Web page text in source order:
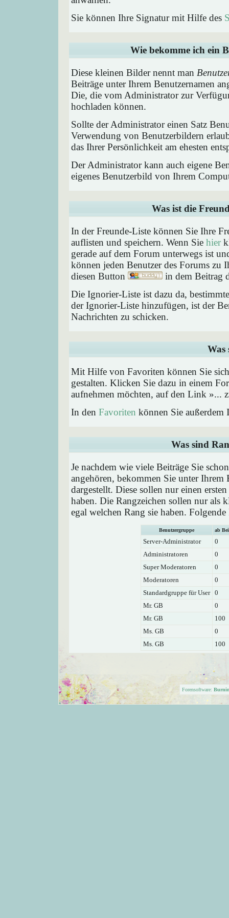
Sie können Ihre Signatur mit Hilfe des
Wie bekomme ich ein
Diese kleinen Bilder nennt man
Beiträge unter Ihrem Benutzernamen
Die, die vom Administrator zur
hochladen können.
Sollte der Administrator einen Satz
Verwendung von Benutzerbildern
das Ihrer Persönlichkeit am ehesten
Der Administrator kann auch eigene
eigenes Benutzerbild von Ihrem
Was ist die
In der Freunde-Liste können Sie Ihre
auflisten und speichern. Wenn Sie hier
gerade auf dem Forum unterwegs ist
können jeden Benutzer des Forums zu
diesen Button
in dem Beitrag
Die Ignorier-Liste ist dazu da,
der Ignorier-Liste hinzufügen, ist der
Nachrichten zu schicken.
Was
Mit Hilfe von Favoriten können Sie
gestalten. Klicken Sie dazu in einem
aufnehmen möchten, auf den Link »...
In den Favoriten können Sie
Was sind
Je nachdem wie viele Beiträge Sie
angehören, bekommen Sie unter Ihrem
dargestellt. Diese sollen nur einen
haben. Die Rangzeichen sollen nur als
egal welchen Rang sie haben.
Benutzergruppe ab
Server-Administrator
0
Administratoren
0
Super Moderatoren
0
Moderatoren
0
Standardgruppe für User 0
Mr. GB
0
Mr. GB
100
Ms. GB
0
Ms. GB
100
Forensoftware: